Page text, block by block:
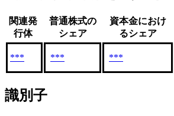
関連発
行体
普通株式の
シェア
資本金におけ
るシェア
*** *** ***
識別子